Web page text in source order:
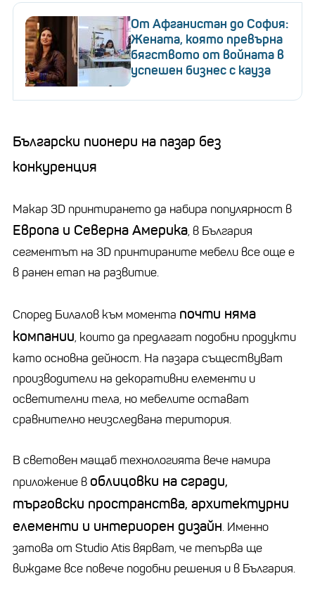
От Афганистан до София:
Жената, която превърна
бягството от войната в
успешен бизнес с кауза
Български пионери на пазар без
конкуренция
Макар 3D принтирането да набира популярност в
Европа и Северна Америка, в България
сегментът на 3D принтираните мебели все още е
в ранен етап на развитие.
Според Билалов към момента почти няма
компании, които да предлагат подобни продукти
като основна дейност. На пазара съществуват
производители на декоративни елементи и
осветителни тела, но мебелите остават
сравнително неизследвана територия.
В световен мащаб технологията вече намира
приложение в облицовки на сгради,
търговски пространства, архитектурни
елементи и интериорен дизайн. Именно
затова от Studio Atis вярват, че тепърва ще
виждаме все повече подобни решения и в България.